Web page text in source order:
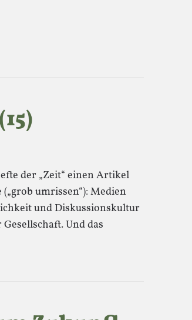
der „Zeit“ einen Artikel
umrissen“): Medien
und Diskussionskultur
Und das